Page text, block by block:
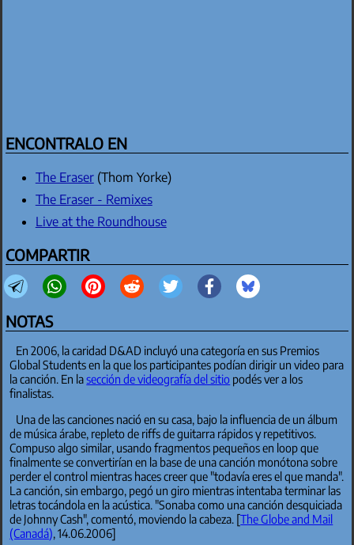
ENCONTRALO EN
The Eraser(Thom Yorke)
The Eraser - Remixes
Live at the Roundhouse
COMPARTIR
NOTAS
En 2006, la caridad D&AD incluyó una categoría en sus Premios
Global Students en la que los participantes podían dirigir un video para
la canción. En lasección de videografía del sitio podés ver a los
finalistas.
Una de las canciones nació en su casa, bajo la influencia de un álbum
de música árabe, repleto de riffs de guitarra rápidos y repetitivos.
Compuso algo similar, usando fragmentos pequeños en loop que
finalmente se convertirían en la base de una canción monótona sobre
perder el control mientras haces creer que "todavía eres el que manda".
La canción, sin embargo, pegó un giro mientras intentaba terminar las
letras tocándola en la acústica. "Sonaba como una canción desquiciada
de Johnny Cash", comentó, moviendo la cabeza. [The Globe and Mail
(Canadá), 14.06.2006]